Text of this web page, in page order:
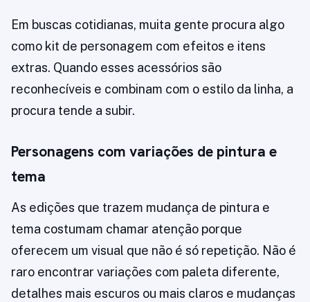
Em buscas cotidianas, muita gente procura algo
como kit de personagem com efeitos e itens
extras. Quando esses acessórios são
reconhecíveis e combinam com o estilo da linha, a
procura tende a subir.
Personagens com variações de pintura e
tema
As edições que trazem mudança de pintura e
tema costumam chamar atenção porque
oferecem um visual que não é só repetição. Não é
raro encontrar variações com paleta diferente,
detalhes mais escuros ou mais claros e mudanças